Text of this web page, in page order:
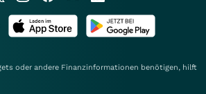
oder andere Finanzinformationen benötigen, hilft